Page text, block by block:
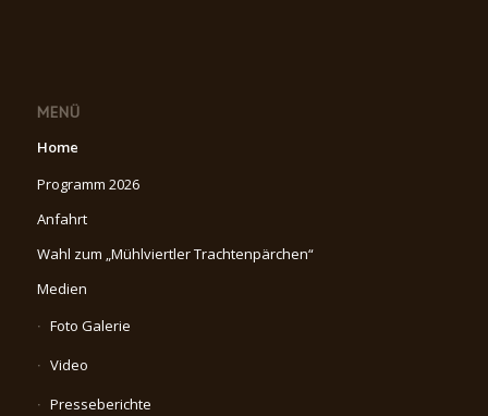
MENÜ
Home
Programm 2026
Anfahrt
Wahl zum „Mühlviertler Trachtenpärchen“
Medien
Foto Galerie
Video
Presseberichte